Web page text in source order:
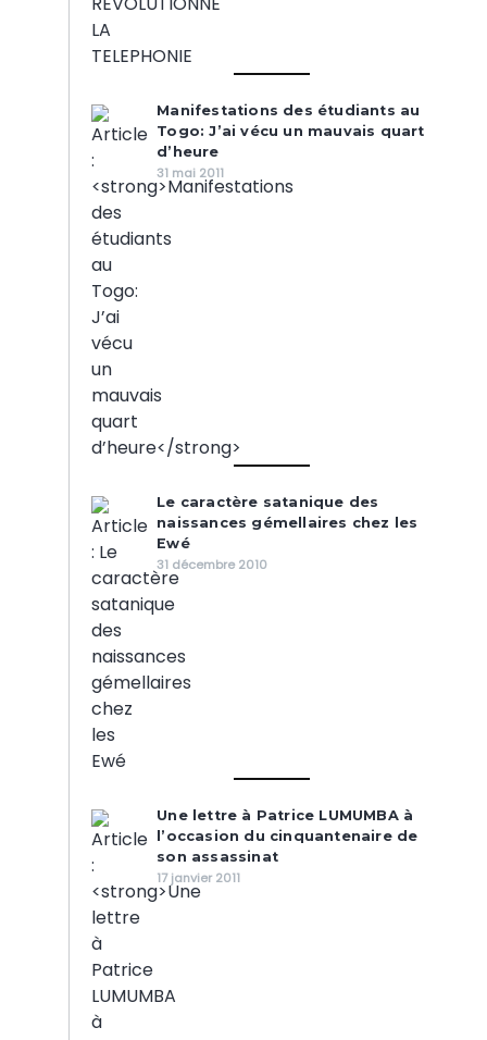
Manifestations des étudiants au
Togo: J’ai vécu un mauvais quart
d’heure
31 mai 2011
Le caractère satanique des
naissances gémellaires chez les
Ewé
31 décembre 2010
Une lettre à Patrice LUMUMBA à
l’occasion du cinquantenaire de
son assassinat
17 janvier 2011